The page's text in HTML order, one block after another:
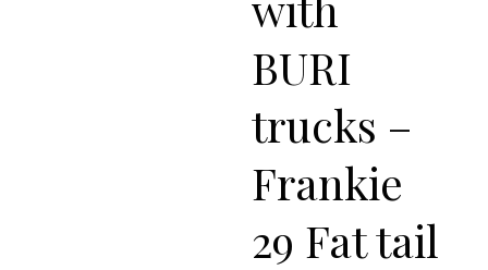
BURI
trucks –
Frankie
29 Fat tail